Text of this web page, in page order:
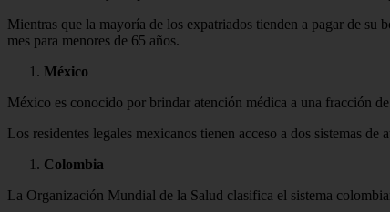
Mientras que la mayoría de los expatriados tienden a pagar de
mes para menores de 65 años.
México
México es conocido por brindar atención médica a una fracción
Los residentes legales mexicanos tienen acceso a dos sistemas
Colombia
La Organización Mundial de la Salud clasifica el sistema